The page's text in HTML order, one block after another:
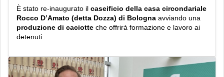
È stato re-inaugurato il caseificio della casa circondariale
Rocco D’Amato (detta Dozza) di Bologna avviando una
produzione di caciotte che offrirà formazione e lavoro ai
detenuti.